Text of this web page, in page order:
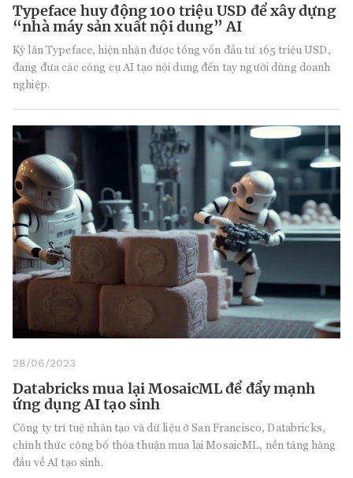
Typeface huy động 100 triệu USD để xây dựng
“nhà máy sản xuất nội dung” AI
Kỳ lân Typeface, hiện nhận được tổng vốn đầu tư 165 triệu USD,
đang đưa các công cụ AI tạo nội dung đến tay người dùng doanh
nghiệp.
28/06/2023
Databricks mua lại MosaicML để đẩy mạnh
ứng dụng AI tạo sinh
Công ty trí tuệ nhân tạo và dữ liệu ở San Francisco, Databricks,
chính thức công bố thỏa thuận mua lại MosaicML, nền tảng hàng
đầu về AI tạo sinh.